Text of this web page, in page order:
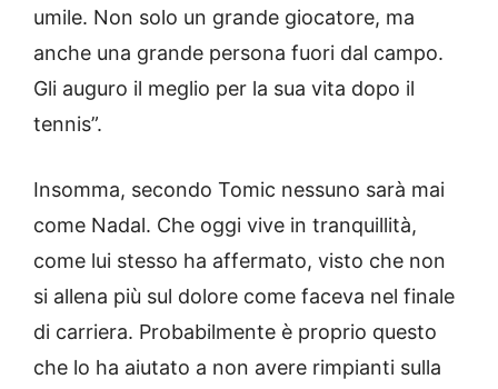
umile. Non solo un grande giocatore, ma
anche una grande persona fuori dal campo.
Gli auguro il meglio per la sua vita dopo il
tennis”.
Insomma, secondo Tomic nessuno sarà mai
come Nadal. Che oggi vive in tranquillità,
come lui stesso ha affermato, visto che non
si allena più sul dolore come faceva nel finale
di carriera. Probabilmente è proprio questo
che lo ha aiutato a non avere rimpianti sulla